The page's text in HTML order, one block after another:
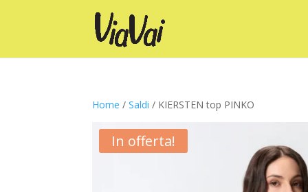
Home /Saldi / KIERSTEN top PINKO
In offerta!